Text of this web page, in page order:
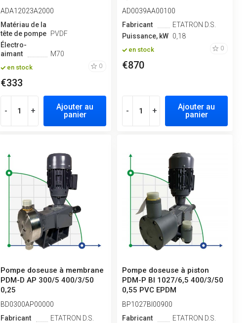
MULTIFONCTION M70 240V ...
ADA12023A2000
Matériau de la
tête de pompe PVDF
Électro-
aimant
M70
en stock 0
€333
- +
Ajouter au
panier
AD0039AA00100
Fabricant
ETATRON D.S.
Puissance, kW 0,18
en stock 0
€870
- +
Ajouter au
panier
Pompe doseuse à membrane
PDM-D AP 300/5 400/3/50
0,25
BD0300AP00000
Fabricant
ETATRON D.S.
Pompe doseuse à piston
PDM-P BI 1027/6,5 400/3/50
0,55 PVC EPDM
BP1027BI00900
Fabricant
ETATRON D.S.